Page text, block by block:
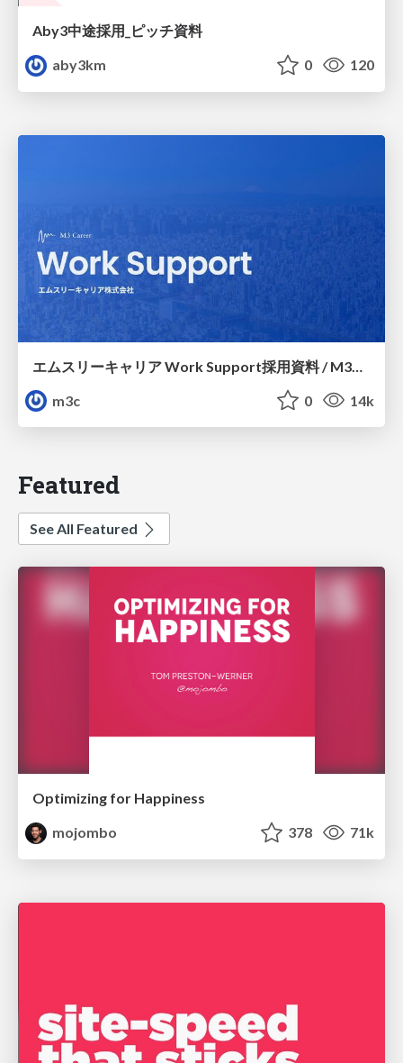
Aby3中途採用_ピッチ資料
aby3km
0 120
m3c
0 14k
Featured
See All Featured
Optimizing for Happiness
mojombo
378 71k